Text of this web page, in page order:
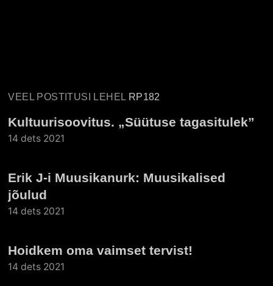
VEEL POSTITUSI LEHEL RP182
Kultuurisoovitus. „Süütuse tagasitulek”
14 dets 2021
Erik J-i Muusikanurk: Muusikalised
jõulud
14 dets 2021
Hoidkem oma vaimset tervist!
14 dets 2021